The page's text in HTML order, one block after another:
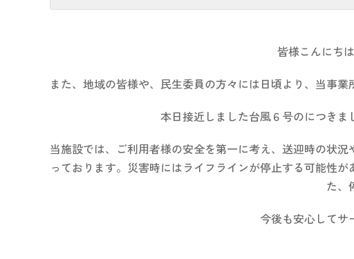
皆様こんにち
また、地域の皆様や、民生委員の方々には日頃より、当事
本日接近しました台風６号のにつきま
当施設では、ご利用者様の安全を第一に考え、送迎時の状
っております。災害時にはライフラインが停止する可能性
た、
今後も安心してサ